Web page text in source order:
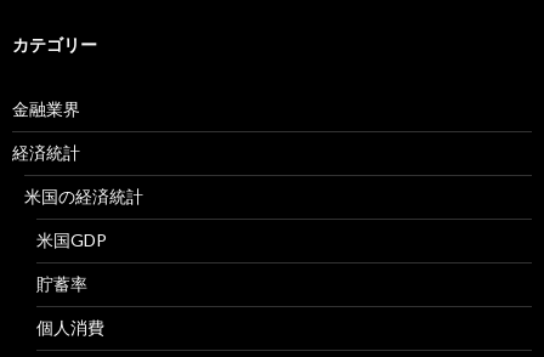
カテゴリー
金融業界
経済統計
米国の経済統計
米国GDP
貯蓄率
個人消費